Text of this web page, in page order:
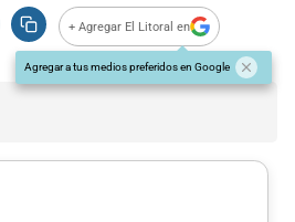
+ Agregar El Litoral en
Agregar a tus medios preferidos en Google